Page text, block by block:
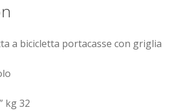
a bicicletta portacasse con griglia
kg 32